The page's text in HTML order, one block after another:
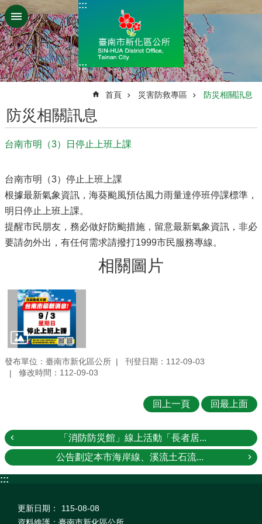
跳到主要內容區塊
:::
:::
首頁 災害防救專區 防災相關訊息
防災相關訊息
台南市明（3）日停止上班上課
台南市明（3）停止上班上課
根據最新氣象資訊，海葵颱風預估風力雨量達停班停課標準，
明日停止上班上課。
提醒市民朋友，務必做好防颱措施，留意最新氣象資訊，非必
要請勿外出，有任何需求請撥打1999市民服務專線。
相關圖片
發布單位：臺南市新化區公所
刊登日期：112-09-03
修改時間：112-09-03
回上一頁 回最上面
「消防防災館」線上活動「長者居...
公告劃定本市海岸線、溪流土石流...
:::
更新日期：
115-08-08